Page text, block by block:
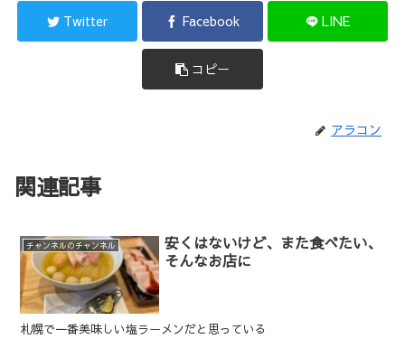
Twitter Facebook LINE
コピー
アラコン
関連記事
チャンネルのチャンネル
安くはないけど、また食べたい、
そんなお店に
札幌で一番美味しい塩ラーメンだと思っている